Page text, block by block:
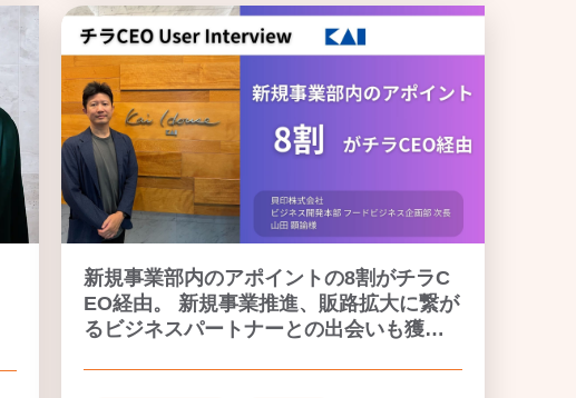
新規事業部内のアポイントの8割がチラC
EO経由。 新規事業推進、販路拡大に繋が
るビジネスパートナーとの出会いも獲得